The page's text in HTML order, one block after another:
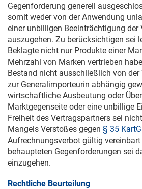
Gegenforderung generell
somit weder von der Anwendung
einer unbilligen Beeinträchtigung der
auszugehen. Zu berücksichtigen sei
Beklagte nicht nur Produkte einer
Mehrzahl von Marken vertrieben
Bestand nicht ausschließlich von der
zur Generalimporteurin abhängig
wirtschaftliche Ausbeutung oder
Marktgegenseite oder eine unbillige
Freiheit des Vertragspartners sei
Mangels Verstoßes gegen § 35 KartG
Aufrechnungsverbot gültig
behaupteten Gegenforderungen sei
einzugehen.
Rechtliche Beurteilung